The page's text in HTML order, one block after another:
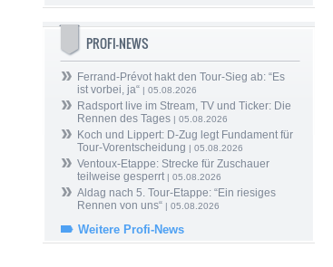
PROFI-NEWS
Ferrand-Prévot hakt den Tour-Sieg ab: “Es
ist vorbei, ja“ | 05.08.2026
Radsport live im Stream, TV und Ticker: Die
Rennen des Tages | 05.08.2026
Koch und Lippert: D-Zug legt Fundament für
Tour-Vorentscheidung | 05.08.2026
Ventoux-Etappe: Strecke für Zuschauer
teilweise gesperrt| 05.08.2026
Aldag nach 5. Tour-Etappe: “Ein riesiges
Rennen von uns“ | 05.08.2026
Weitere Profi-News